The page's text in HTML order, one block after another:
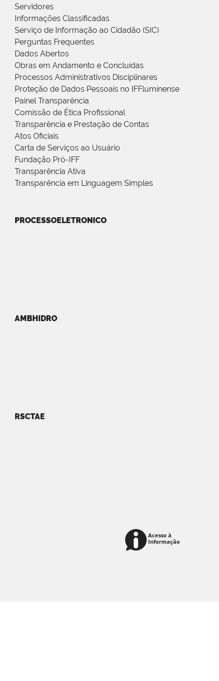
Servidores
Informações Classificadas
Serviço de Informação ao Cidadão (SIC)
Perguntas Frequentes
Dados Abertos
Obras em Andamento e Concluídas
Processos Administrativos Disciplinares
Proteção de Dados Pessoais no IFFluminense
Painel Transparência
Comissão de Ética Profissional
Transparência e Prestação de Contas
Atos Oficiais
Carta de Serviços ao Usuário
Fundação Pró-IFF
Transparência Ativa
Transparência em Linguagem Simples
PROCESSOELETRONICO
AMBHIDRO
RSCTAE